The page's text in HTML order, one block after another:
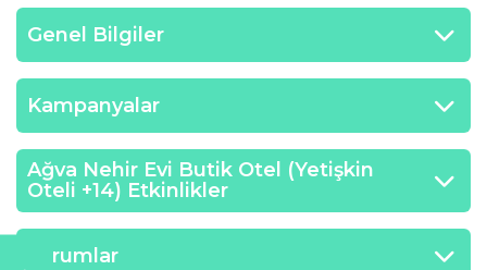
Genel Bilgiler
Kampanyalar
Ağva Nehir Evi Butik Otel (Yetişkin
Oteli +14) Etkinlikler
Yorumlar